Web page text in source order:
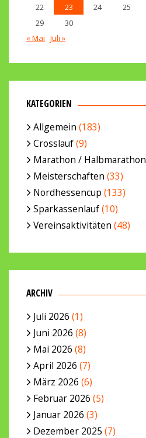
22
23 24 25
29
30
« Mai Juli »
KATEGORIEN
Allgemein (183)
Crosslauf(9)
Marathon / Halbmarathon
Meisterschaften (33)
Nordhessencup (133)
Sparkassenlauf(10)
Vereinsaktivitäten (48)
ARCHIV
Juli 2026 (1)
Juni 2026 (8)
Mai 2026 (8)
April 2026 (7)
März 2026 (6)
Februar 2026 (5)
Januar 2026 (3)
Dezember 2025 (7)